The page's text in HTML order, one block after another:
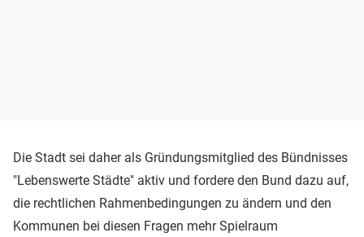
Die Stadt sei daher als Gründungsmitglied des Bündnisses
"Lebenswerte Städte" aktiv und fordere den Bund dazu auf,
die rechtlichen Rahmenbedingungen zu ändern und den
Kommunen bei diesen Fragen mehr Spielraum